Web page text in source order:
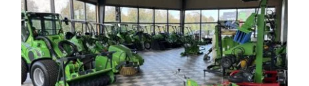
Avant Danmark inviterer til åbent hus
i det nye showroom i Ringsted
Nyheder